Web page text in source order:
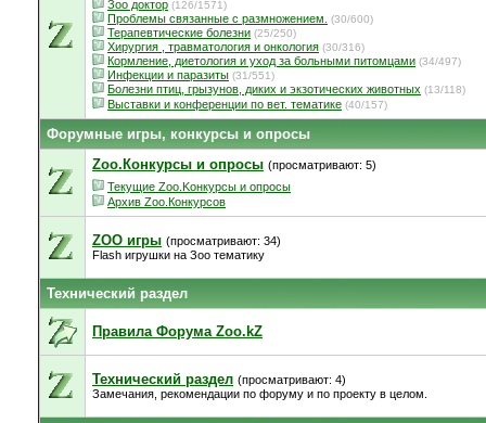
Зоо доктор (126/1571)
Проблемы связанные с размножением. (30/600)
Терапевтические болезни (25/250)
Хирургия , травматология и онкология (30/316)
Кормление, диетология и уход за больными питомцами (34/497)
Инфекции и паразиты (31/551)
Болезни птиц, грызунов, диких и экзотических животных (13/118)
Выставки и конференции по вет. тематике (40/157)
Форумные игры, конкурсы и опросы
Zoo.Конкурсы и опросы (просматривают: 5)
Текущие Zoo.Kонкурсы и опросы
Архив Zoo.Конкурсов
ZOO игры (просматривают: 34)
Flash игрушки на Зоо тематику
Технический раздел
Правила Форума Zoo.kZ
Технический раздел (просматривают: 4)
Замечания, рекомендации по форуму и по проекту в целом.